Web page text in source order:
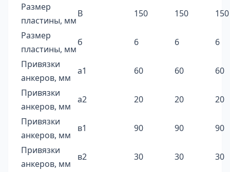
Размер
пластины, мм
В 150 150
150
Размер
пластины, мм
б 6 6
6
Привязки
анкеров, мм
а1 60 60
60
Привязки
анкеров, мм
а2 20 20
20
Привязки
анкеров, мм
в1 90 90
90
Привязки
анкеров, мм
в2 30 30
30